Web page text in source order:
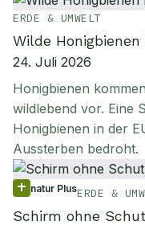
ERDE & UMWELT
Wilde
24. Juli 2026
Honigbienen
wildlebend vor. Eine
Honigbienen in der
Aussterben bedroht.
natur PlusERDE &
Schirm ohne